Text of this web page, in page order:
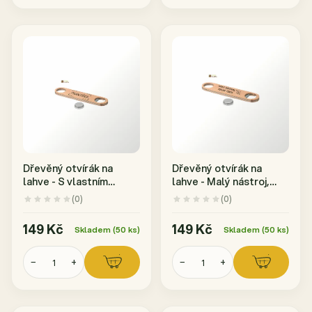
Dřevěný otvírák na
lahve - S vlastním
jménem
(0)
149 Kč Skladem (50 ks)
− +
Dřevěný otvírák na
lahve - Malý nástroj,
velké činy(0)
149 Kč Skladem (50 ks)
− +